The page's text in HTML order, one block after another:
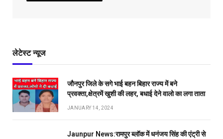
लेटेस्ट न्यूज
जौनपुर जिले के सगे भाई बहन बिहार राज्य में बने
प्रवक्ता,क्षेत्रमें खुशी की लहर, बधाई देने वालो का लगा ताता
JANUARY 14, 2024
Jaunpur News:रामपुर ब्लॉक में धनंजय सिंह की एंट्री से